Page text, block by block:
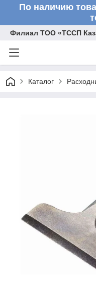
По наличию
Филиал ТОО «ТССП
Каталог